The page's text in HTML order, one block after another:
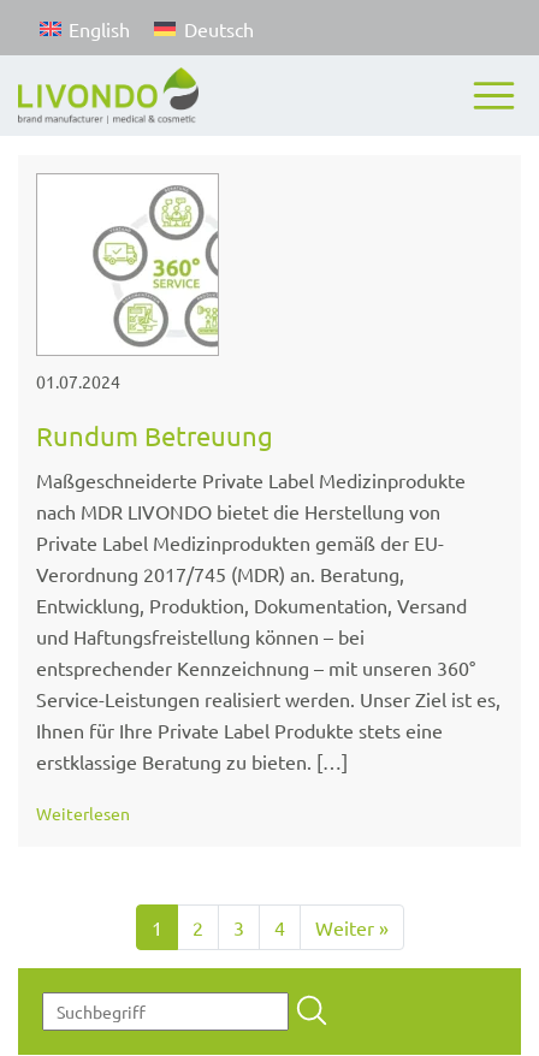
English Deutsch
01.07.2024
Rundum Betreuung
Maßgeschneiderte Private Label Medizinprodukte
nach MDR LIVONDO bietet die Herstellung von
Private Label Medizinprodukten gemäß der EU-
Verordnung 2017/745 (MDR) an. Beratung,
Entwicklung, Produktion, Dokumentation, Versand
und Haftungsfreistellung können – bei
entsprechender Kennzeichnung – mit unseren 360°
Service-Leistungen realisiert werden. Unser Ziel ist es,
Ihnen für Ihre Private Label Produkte stets eine
erstklassige Beratung zu bieten. […]
Weiterlesen
1 2 3 4 Weiter »